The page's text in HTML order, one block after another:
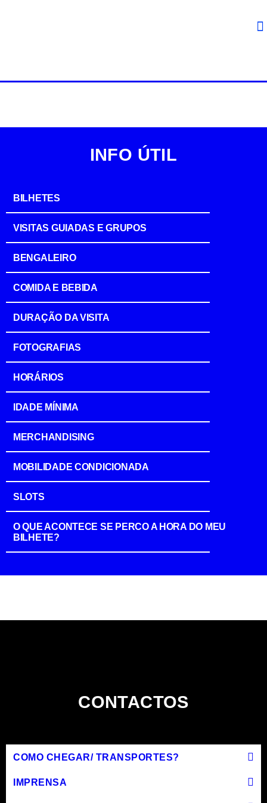
INFO ÚTIL
BILHETES
VISITAS GUIADAS E GRUPOS
BENGALEIRO
COMIDA E BEBIDA
DURAÇÃO DA VISITA
FOTOGRAFIAS
HORÁRIOS
IDADE MÍNIMA
MERCHANDISING
MOBILIDADE CONDICIONADA
SLOTS
O QUE ACONTECE SE PERCO A HORA DO MEU
BILHETE?
CONTACTOS
COMO CHEGAR/ TRANSPORTES?
IMPRENSA